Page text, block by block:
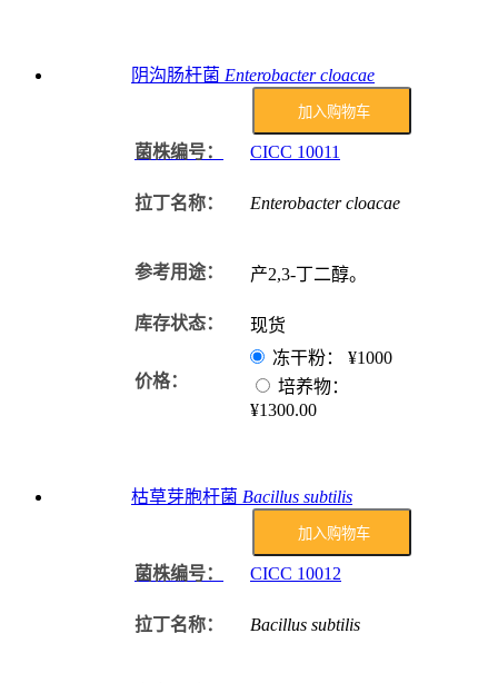
阴沟肠杆菌 Enterobacter cloacae
加入购物车
菌株编号： CICC 10011
拉丁名称： Enterobacter cloacae
参考用途： 产2,3-丁二醇。
库存状态： 现货
价格：
冻干粉：
¥1000
培养物：
¥1300.00
枯草芽胞杆菌 Bacillus subtilis
加入购物车
菌株编号： CICC 10012
拉丁名称： Bacillus subtilis